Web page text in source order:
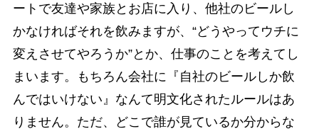
ートで友達や家族とお店に入り、他社のビールし
かなければそれを飲みますが、“どうやってウチに
変えさせてやろうか”とか、仕事のことを考えてし
まいます。もちろん会社に『自社のビールしか飲
んではいけない』なんて明文化されたルールはあ
りません。ただ、どこで誰が見ているか分からな